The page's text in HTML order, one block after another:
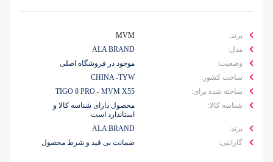
برند:
MVM
مدل:
ALA BRAND
وضعیت:
موجود در فروشگاه اصلی
ساخت کشور:
CHINA -TYW
ساخته شده برای:
TIGO 8 PRO - MVM X55
شناسه کالا:
محصول دارای شناسه کالا و
استاندارد است
برند:
ALA BRAND
گارانتی:
ضمانت بی قید و شرط محصول